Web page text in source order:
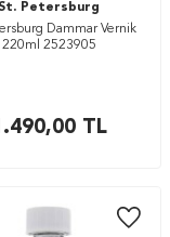
St. Petersburg
Dammar Vernik
220ml 2523905
TL